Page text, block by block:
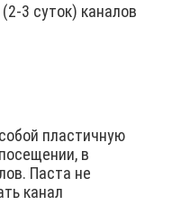
3 суток) каналов
пластичную
в
Паста не
канал